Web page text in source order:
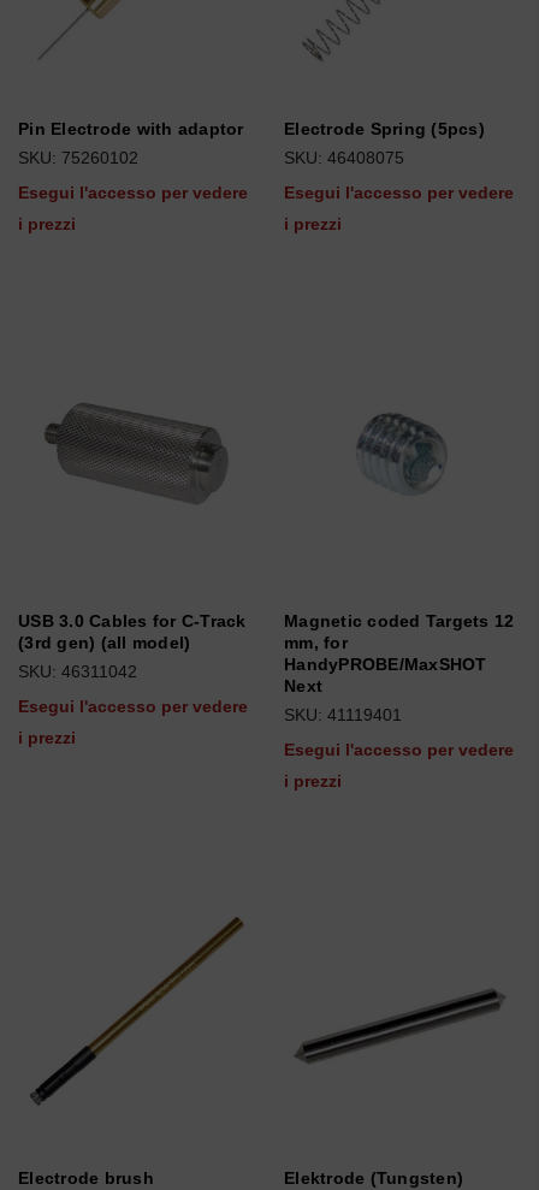
Pin Electrode with adaptor
SKU: 75260102
Esegui l'accesso per vedere
i prezzi
Electrode Spring (5pcs)
SKU: 46408075
Esegui l'accesso per vedere
i prezzi
USB 3.0 Cables for C-Track
(3rd gen) (all model)
SKU: 46311042
Esegui l'accesso per vedere
i prezzi
Magnetic coded Targets 12
mm, for
HandyPROBE/MaxSHOT
Next
SKU: 41119401
Esegui l'accesso per vedere
i prezzi
Electrode brush
Elektrode (Tungsten)